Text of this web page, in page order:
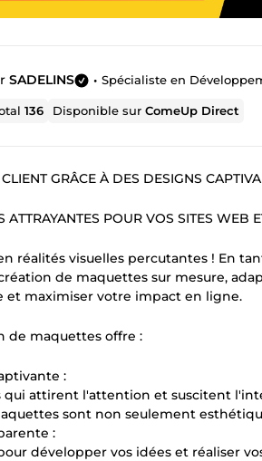
SADELINS • Spécialiste en
136 Disponible surComeUp Direct
GRÂCE À DES DESIGNS
ATTRAYANTES POUR VOS SITES WEB
réalités visuelles percutantes ! En
de maquettes sur mesure,
et maximiser votre impact en ligne.
de maquettes offre :
:
qui attirent l'attention et suscitent
sont non seulement
:
développer vos idées et réaliser